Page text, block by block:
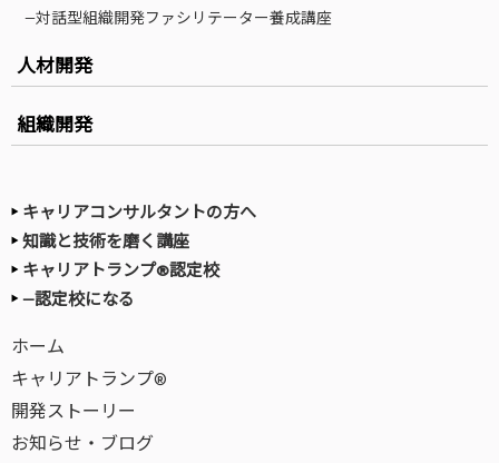
—対話型組織開発ファシリテーター養成講座
人材開発
組織開発
キャリアコンサルタントの方へ
知識と技術を磨く講座
キャリアトランプ®認定校
—認定校になる
ホーム
キャリアトランプ®
開発ストーリー
お知らせ・ブログ